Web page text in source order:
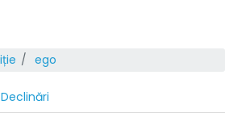
ego
Declinări